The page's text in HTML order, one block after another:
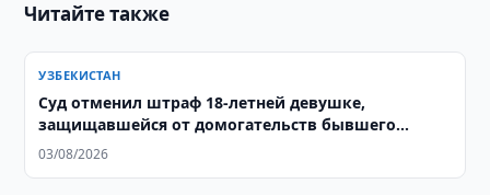
Читайте также
УЗБЕКИСТАН
Суд отменил штраф 18-летней девушке,
защищавшейся от домогательств бывшего
тренера
03/08/2026